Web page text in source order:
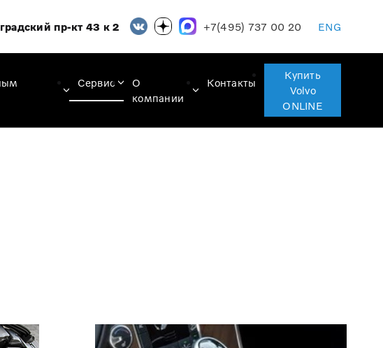
пр-кт 43 к 2 +7(495) 737 00 20 ENG
Сервис
О
компании
Контакты
Купить
Volvo
ONLINE